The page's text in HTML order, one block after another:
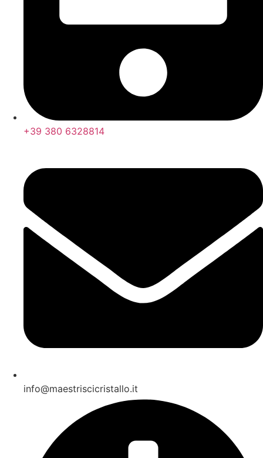
+39 380 6328814
info@maestriscicristallo.it